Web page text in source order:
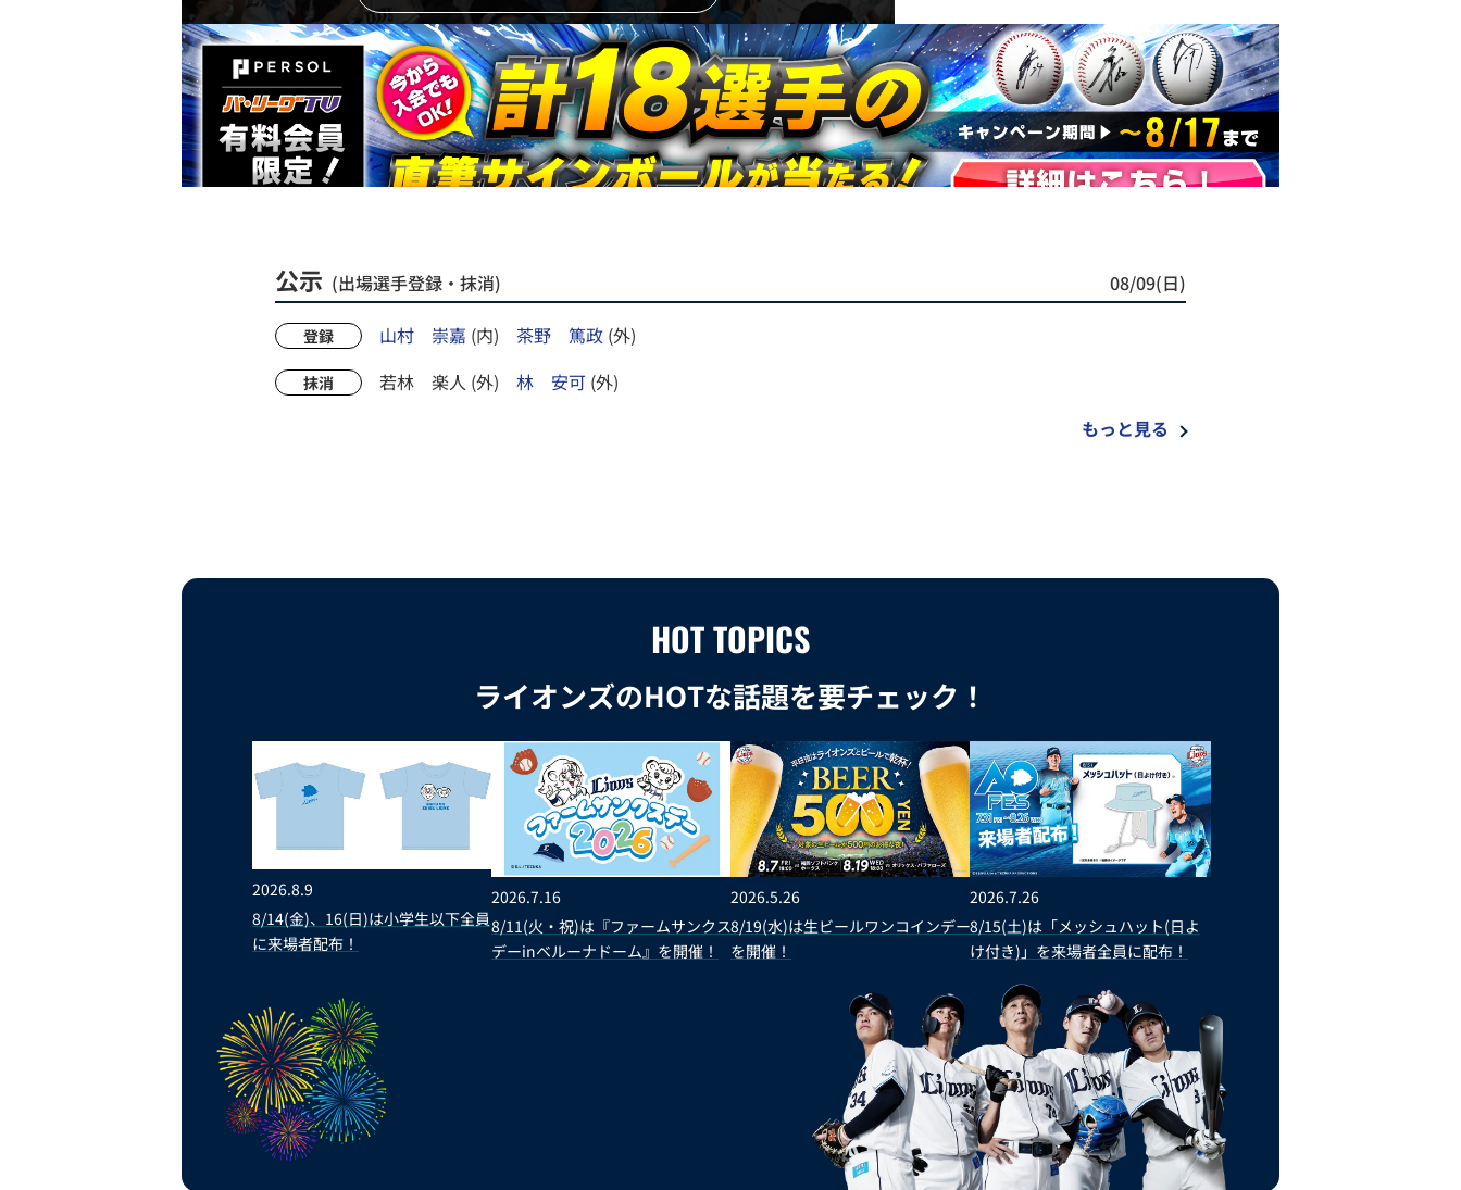
公示 (出場選手登録・抹消) 08/09(日)
登録 山村 崇嘉 (内) 茶野 篤政 (外)
抹消 若林 楽人 (外) 林 安可 (外)
もっと見る
HOT TOPICS
ライオンズのHOTな話題を要チェック！
2026.8.9
8/14(金)、16(日)は小学生以下全員
に来場者配布！
2026.7.16
8/11(火・祝)は『ファームサンクス
デーinベルーナドーム』を開催！
2026.5.26
8/19(水)は生ビールワンコインデー
を開催！
2026.7.26
8/15(土)は「メッシュハット(日よ
け付き)」を来場者全員に配布！